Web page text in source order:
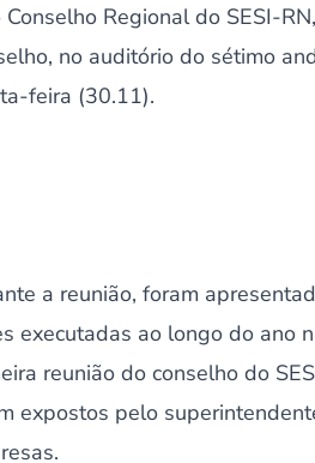
Conselho Regional do SESI-
no auditório do sétimo
feira (30.11).
a reunião, foram
executadas ao longo do ano
reunião do conselho do
expostos pelo